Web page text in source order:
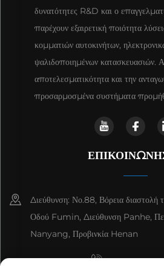
δυνατότητες R&D και ο
παρέχουν εξαιρετική ποιότητα
κομματιών αυτοκινήτων,
ψαλιδοποιημένων κατασκευασιών.
αποτελεσματικότητα και την
προσαρμοσμένα συστήματα
Διεύθυνση: Νο.88, Βόρεια διαστολή
Οδού Fumin, Διεύθυνση Panhe,
Nanyang, Προβινκία Henan